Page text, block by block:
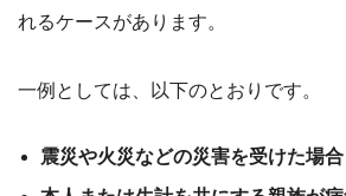
れるケースがあります。
一例としては、以下のとおりです。
震災や火災などの災害を受けた場合